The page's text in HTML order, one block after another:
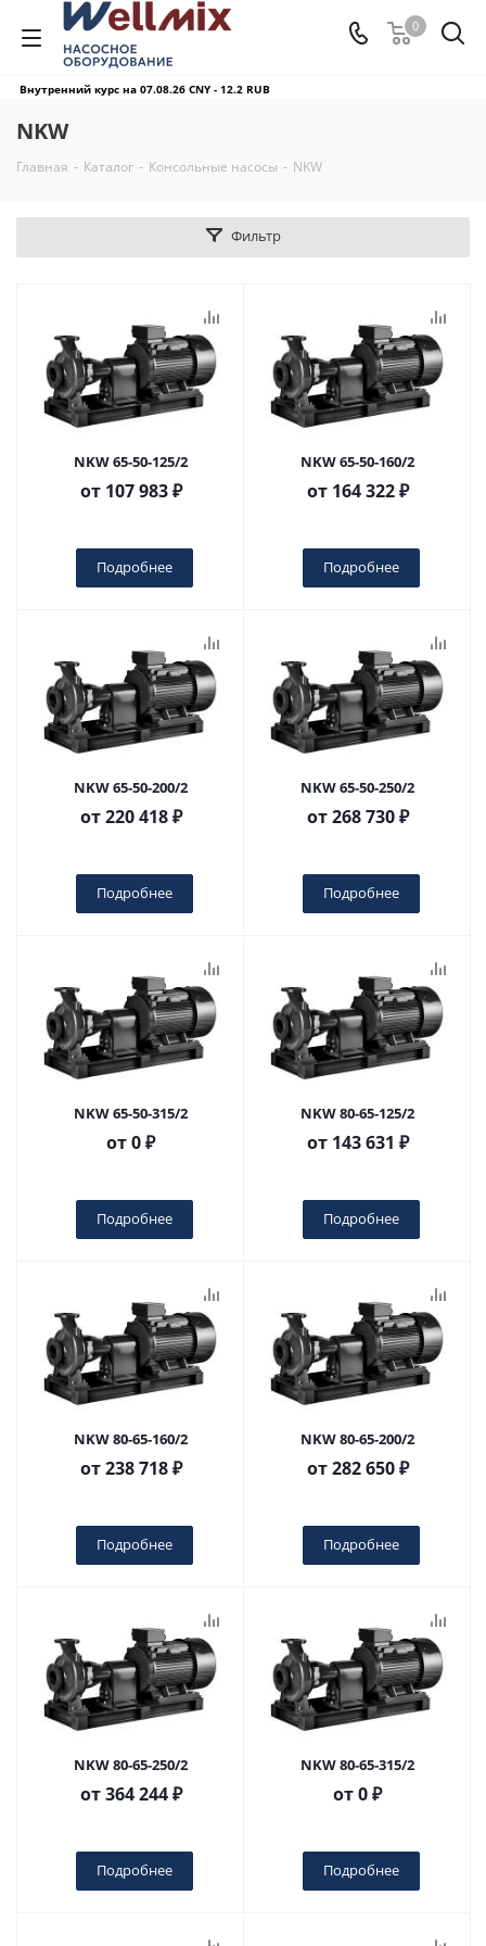
0
Внутренний курс на 07.08.26 CNY - 12.2 RUB
NKW
Главная - Каталог - Консольные насосы - NKW
Фильтр
NKW 65-50-125/2
от 107 983 ₽
Подробнее
NKW 65-50-160/2
от 164 322 ₽
Подробнее
NKW 65-50-200/2
от220 418 ₽
Подробнее
NKW 65-50-250/2
от268 730 ₽
Подробнее
NKW 65-50-315/2
от0 ₽
Подробнее
NKW 80-65-125/2
от 143 631 ₽
Подробнее
NKW 80-65-160/2
от238 718 ₽
Подробнее
NKW 80-65-200/2
от282 650 ₽
Подробнее
NKW 80-65-250/2
от364 244 ₽
Подробнее
NKW 80-65-315/2
от0 ₽
Подробнее